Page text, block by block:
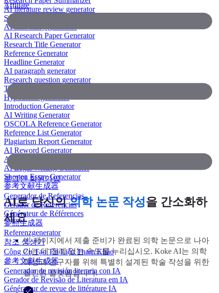
AI literature review generator
Scientific Paper Summarizer
AI case study generator
AI Research Paper Generator
Research Title Generator
Reference Generator
Headline Generator
AI paragraph generator
Research question generator
Thesis paragraph generator
Hypothesis generator
Introduction Generator
AI Writing Generator
OSCOLA Reference Generator
Reference List Generator
Plagiarism Report Generator
AI Reword Generator
AI Bullet Point Generator
AI Legal Writing Generator
Shorten Essay Generator
参考文献生成器
Generador de Referencias
Gerador de Referências
Générateur de Références
参照生成器
Referenzgenerator
참조 생성기
Công Cụ Tạo Tài Liệu Tham Khảo
參考文獻生成器
Generador de revisión literaria con IA
Gerador de Revisão de Literatura em IA
Générateur de revue de littérature IA
Affiliate
로그인회원가입
AI로 당신의의학 논문 작성을 간소화하
세요
빈 페이지에서 제출 준비가 완료된 의학 논문으로 나아
가는 데 전례 없는 속도를 누리십시오. Koke AI는 의학
학생과 연구자를 위해 특별히 설계된 학술 작성을 위한
올인원 플랫폼입니다.